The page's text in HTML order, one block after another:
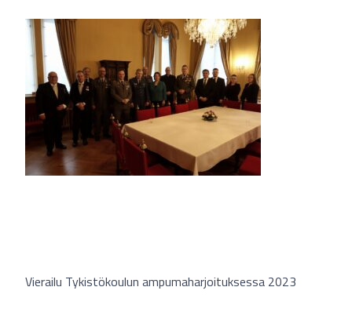
Vierailu Tykistökoulun ampumaharjoituksessa 2023